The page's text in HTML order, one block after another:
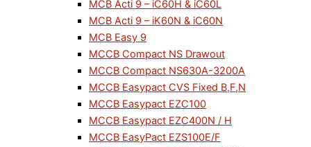
MCB Acti 9 – iC60H & iC60L
MCB Acti 9 – iK60N & iC60N
MCB Easy 9
MCCB Compact NS Drawout
MCCB Compact NS630A-3200A
MCCB Easypact CVS Fixed B,F,N
MCCB Easypact EZC100
MCCB Easypact EZC400N / H
MCCB EasyPact EZS100E/F